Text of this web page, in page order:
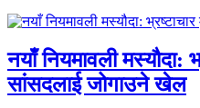
नयाँ नियमावली मस्यौदा:
सांसदलाई जोगाउने खेल